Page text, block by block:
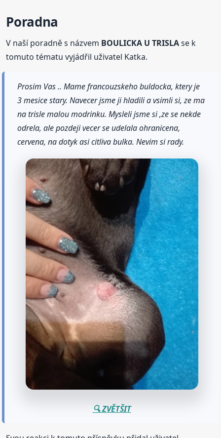
Poradna
V naší poradně s názvem BOULICKA U TRISLAse k
tomuto tématu vyjádřil uživatel Katka.
Prosim Vas .. Mame francouzskeho buldocka, ktery je
3 mesice stary. Navecer jsme ji hladili a vsimli si, ze ma
na trisle malou modrinku. Mysleli jsme si ,ze se nekde
odrela, ale pozdeji vecer se udelala ohranicena,
cervena, na dotyk asi citliva bulka. Nevim si rady.
🔍 ZVĚTŠIT